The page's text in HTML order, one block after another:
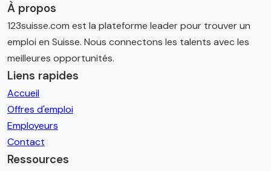
estimation.
À propos
123suisse.com est la plateforme leader pour trouver un
emploi en Suisse. Nous connectons les talents avec les
meilleures opportunités.
Liens rapides
Accueil
Offres d'emploi
Employeurs
Contact
Ressources